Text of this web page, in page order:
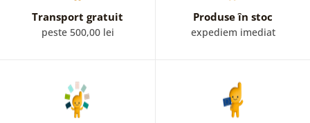
Transport gratuit
peste 500,00 lei
Produse în stoc
expediem imediat